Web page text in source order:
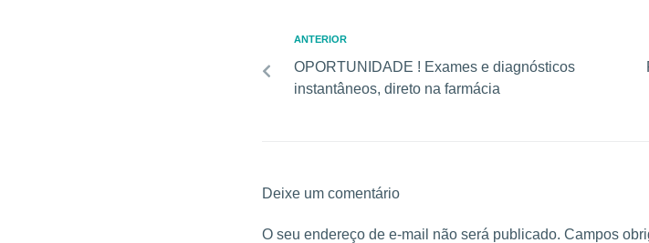
ANTERIOR
OPORTUNIDADE ! Exames e diagnósticos
instantâneos, direto na farmácia
Deixe um comentário
O seu endereço de e-mail não será publicado. Campos